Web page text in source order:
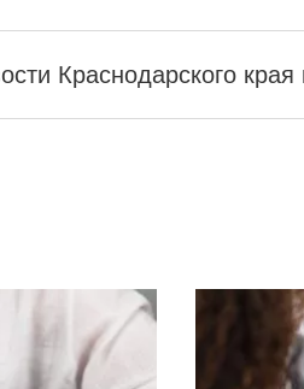
Краснодарского края